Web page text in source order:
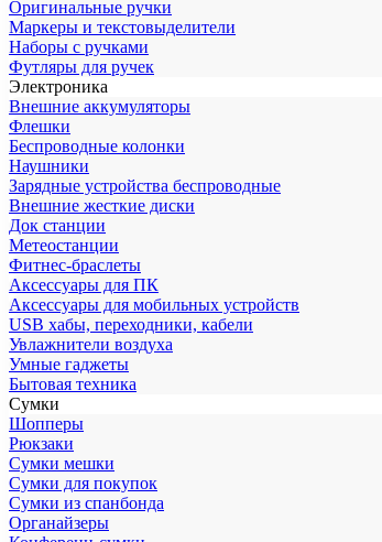
Оригинальные ручки
Маркеры и текстовыделители
Наборы с ручками
Футляры для ручек
Электроника
Внешние аккумуляторы
Флешки
Беспроводные колонки
Наушники
Зарядные устройства беспроводные
Внешние жесткие диски
Док станции
Метеостанции
Фитнес-браслеты
Аксессуары для ПК
Аксессуары для мобильных устройств
USB хабы, переходники, кабели
Увлажнители воздуха
Умные гаджеты
Бытовая техника
Сумки
Шопперы
Рюкзаки
Сумки мешки
Сумки для покупок
Сумки из спанбонда
Органайзеры